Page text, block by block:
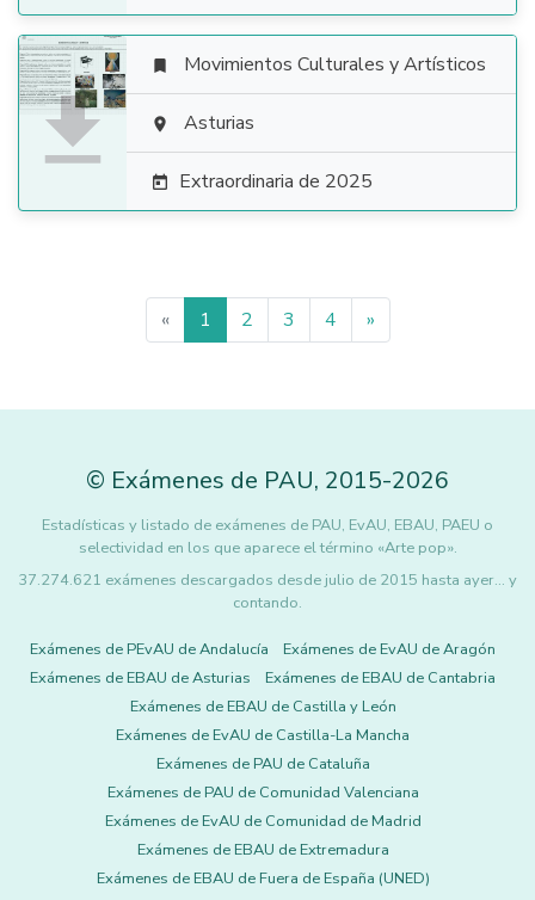

 Movimientos Culturales y Artísticos
 Asturias
 Extraordinaria de 2025
« 1 2 3 4 »
© Exámenes de PAU, 2015-2026
Estadísticas y listado de exámenes de PAU, EvAU, EBAU, PAEU o
selectividad en los que aparece el término «Arte pop».
37.274.621 exámenes descargados desde julio de 2015 hasta ayer... y
contando.
Exámenes de PEvAU de Andalucía
Exámenes de EvAU de Aragón
Exámenes de EBAU de Asturias
Exámenes de EBAU de Cantabria
Exámenes de EBAU de Castilla y León
Exámenes de EvAU de Castilla-La Mancha
Exámenes de PAU de Cataluña
Exámenes de PAU de Comunidad Valenciana
Exámenes de EvAU de Comunidad de Madrid
Exámenes de EBAU de Extremadura
Exámenes de EBAU de Fuera de España (UNED)